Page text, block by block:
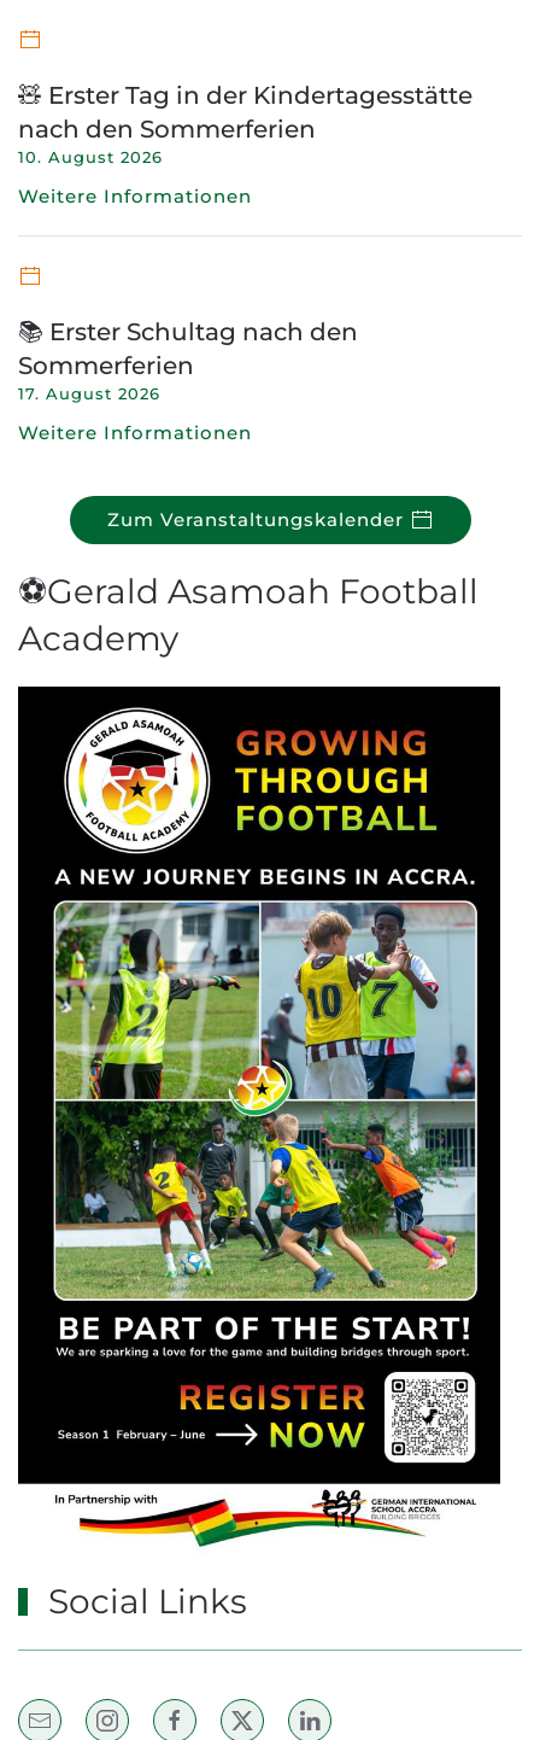
🧸 Erster Tag in der Kindertagesstätte
nach den Sommerferien
10. August 2026
Weitere Informationen
📚 Erster Schultag nach den
Sommerferien
17. August 2026
Weitere Informationen
Zum Veranstaltungskalender
⚽Gerald Asamoah Football
Academy
Social Links